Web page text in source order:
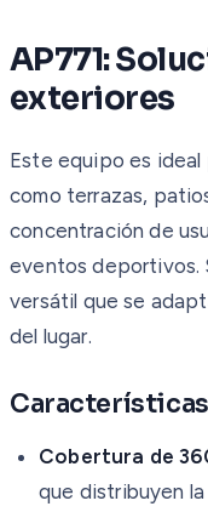
AP771:
exteriores
Este equipo es ideal
como terrazas,
concentración de
eventos deportivos.
versátil que se
del lugar.
Cobertura de
que distribuyen